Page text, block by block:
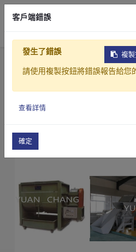
產品介紹
產業解決方案
關於元錩
最新消息
聯絡我們
繁體中文
首頁
產品
廚餘、果菜廢料、禽畜糞製成
小量型禽畜糞急速發機
小量型禽畜糞急速發酵機(FP-2)
客戶端錯誤
複
發生了錯誤
請使用複製按鈕將錯誤報告給您
查看詳情
確定